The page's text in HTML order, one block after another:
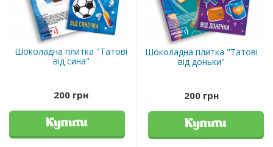
Шоколадна плитка "Татові
від сина"
200 грн
Купити
Шоколадна плитка "Татові
від доньки"
200 грн
Купити